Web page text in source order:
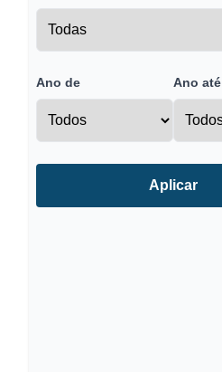
Ano de Ano até
Aplicar